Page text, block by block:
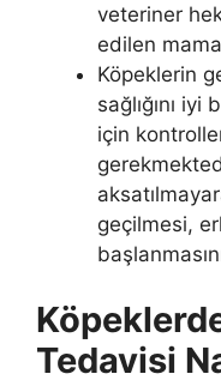
veteriner
edilen
Köpeklerin
sağlığını
için
geçilmesi,
Tedavisi